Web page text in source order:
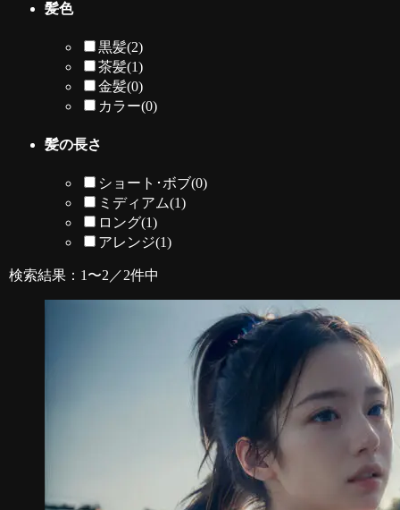
髪色
黒髪(2)
茶髪(1)
金髪(0)
カラー(0)
髪の長さ
ショート･ボブ(0)
ミディアム(1)
ロング(1)
アレンジ(1)
検索結果：1〜2／2件中